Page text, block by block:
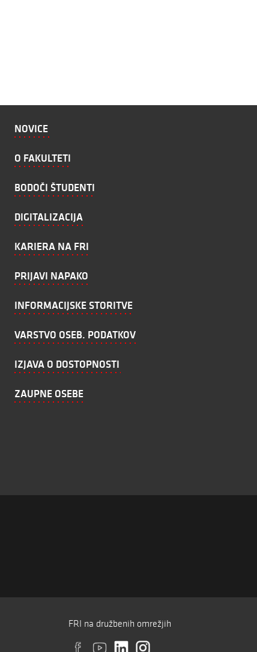
NOVICE
O FAKULTETI
BODOČI ŠTUDENTI
DIGITALIZACIJA
KARIERA NA FRI
PRIJAVI NAPAKO
INFORMACIJSKE STORITVE
VARSTVO OSEB. PODATKOV
IZJAVA O DOSTOPNOSTI
ZAUPNE OSEBE
FRI na družbenih omrežjih